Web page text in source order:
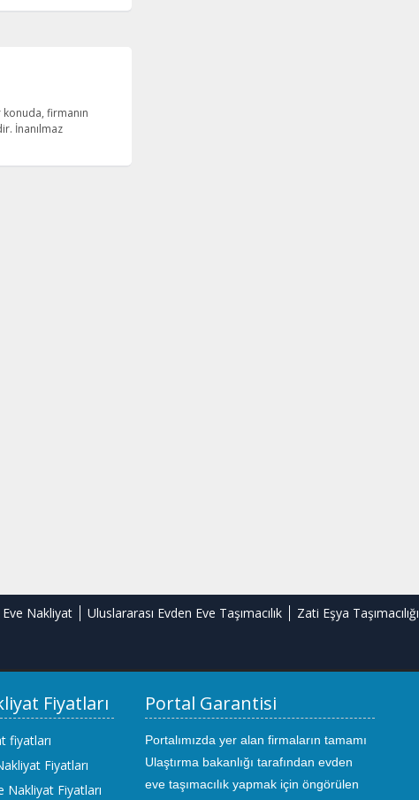
konuda, firmanın
İnanılmaz
Eve Nakliyat Uluslararası Evden Eve Taşımacılık Zati Eşya Taşımacılığı
Fiyatları
fiyatları
Fiyatları
Nakliyat Fiyatları
Portal Garantisi
Portalımızda yer alan firmaların tamamı
Ulaştırma bakanlığı tarafından evden
eve taşımacılık yapmak için öngörülen